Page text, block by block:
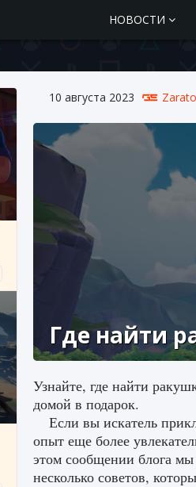
НОВОСТИ
10 августа 2023
Где найти
Узнайте, где найти
домой в подарок.
Если вы искатель
опыт еще более
этом сообщении блога
несколько советов,